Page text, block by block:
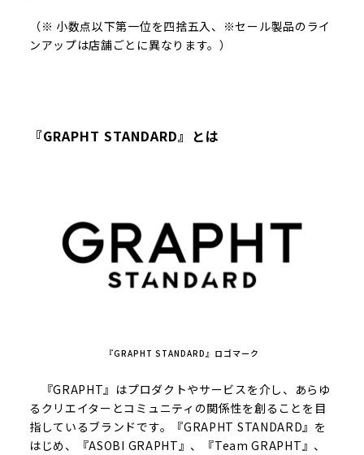
（※ 小数点以下第一位を四捨五入、※セール製品のライ
ンアップは店舗ごとに異なります。）
『GRAPHT STANDARD』とは
『GRAPHT STANDARD』ロゴマーク
『GRAPHT』はプロダクトやサービスを介し、あらゆ
るクリエイターとコミュニティの関係性を創ることを目
指しているブランドです。『GRAPHT STANDARD』を
はじめ、『ASOBI GRAPHT』、『Team GRAPHT』、